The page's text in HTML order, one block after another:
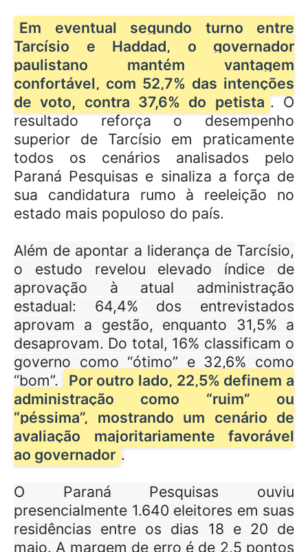
Em eventual segundo turno entre
Tarcísio e Haddad, o governador
paulistano mantém vantagem
confortável, com 52,7% das intenções
de voto, contra 37,6% do petista . O
resultado reforça o desempenho
superior de Tarcísio em praticamente
todos os cenários analisados pelo
Paraná Pesquisas e sinaliza a força de
sua candidatura rumo à reeleição no
estado mais populoso do país.
Além de apontar a liderança de Tarcísio,
o estudo revelou elevado índice de
aprovação à atual administração
estadual: 64,4% dos entrevistados
aprovam a gestão, enquanto 31,5% a
desaprovam. Do total, 16% classificam o
governo como “ótimo” e 32,6% como
“bom”.
Por outro lado, 22,5% definem a
administração como “ruim” ou
“péssima”, mostrando um cenário de
avaliação majoritariamente favorável
ao governador .
O Paraná Pesquisas ouviu
presencialmente 1.640 eleitores em suas
residências entre os dias 18 e 20 de
maio. A margem de erro é de 2,5 pontos